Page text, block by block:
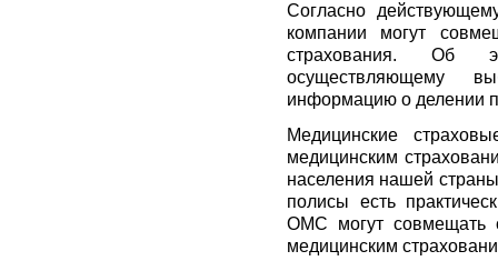
Согласно
компании могут
страхования. Об
осуществляющему
информацию о делении
Медицинские
медицинским
населения нашей
полисы есть
ОМС могут совмещать
медицинским